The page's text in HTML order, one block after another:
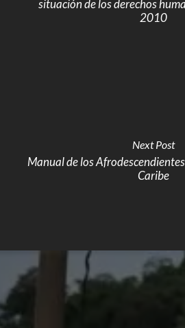
situación de los derechos
2010
Next Post
Manual de los
Caribe